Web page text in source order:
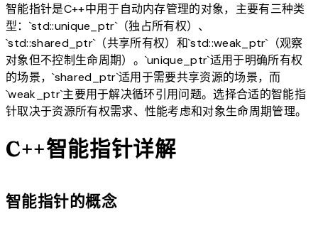
智能指针是C++中用于自动内存管理的对象，主要有三种类
型：`std::unique_ptr`（独占所有权）、
`std::shared_ptr`（共享所有权）和`std::weak_ptr`（观察
对象但不控制生命周期）。`unique_ptr`适用于明确所有权
的场景，`shared_ptr`适用于需要共享资源的场景，而
`weak_ptr`主要用于解决循环引用问题。选择合适的智能指
针取决于资源所有权需求、性能考虑和对象生命周期管理。
C++智能指针详解
智能指针的概念